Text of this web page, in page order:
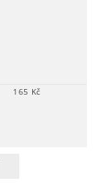
165 Kč